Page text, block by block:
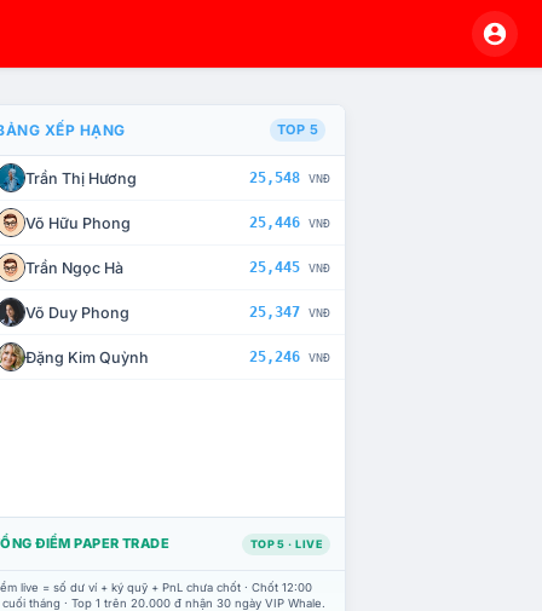
CHẾ TÀI XỬ LÝ VI PHẠM
XẾP HẠNG TOP 5
Trần Thị Hương 25,548 VNĐ
Võ Hữu Phong 25,446 VNĐ
Trần Ngọc Hà 25,445 VNĐ
Võ Duy Phong 25,347 VNĐ
Đặng Kim Quỳnh 25,246 VNĐ
ĐIỂM PAPER TRADE TOP 5 · LIVE
live = số dư ví + ký quỹ + PnL chưa chốt · Chốt 12:00
tháng · Top 1 trên 20.000 đ nhận 30 ngày VIP Whale.